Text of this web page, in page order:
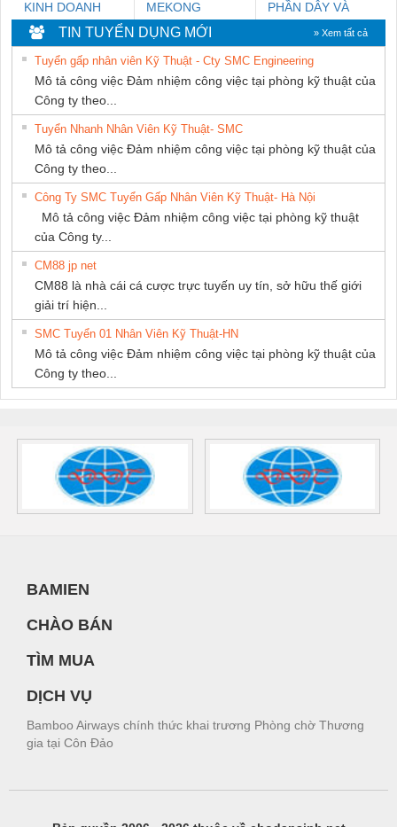
KINH DOANH
DỊCH VỤ XNK
PHƯƠNG NAM
MEKONG
MARINE
SUPPLY
PHẦN DÂY VÀ
CÁP ĐIỆN
THƯỢNG ĐÌNH
TIN TUYỂN DỤNG MỚI » Xem tất cả
Tuyển gấp nhân viên Kỹ Thuật - Cty SMC Engineering
Mô tả công việc Đảm nhiệm công việc tại phòng kỹ thuật của
Công ty theo...
Tuyển Nhanh Nhân Viên Kỹ Thuật- SMC
Mô tả công việc Đảm nhiệm công việc tại phòng kỹ thuật của
Công ty theo...
Công Ty SMC Tuyển Gấp Nhân Viên Kỹ Thuật- Hà Nội
Mô tả công việc Đảm nhiệm công việc tại phòng kỹ thuật
của Công ty...
CM88 jp net
CM88 là nhà cái cá cược trực tuyến uy tín, sở hữu thế giới
giải trí hiện...
SMC Tuyển 01 Nhân Viên Kỹ Thuật-HN
Mô tả công việc Đảm nhiệm công việc tại phòng kỹ thuật của
Công ty theo...
BAMIEN
CHÀO BÁN
TÌM MUA
DỊCH VỤ
Bamboo Airways chính thức khai trương Phòng chờ Thương
gia tại Côn Đảo